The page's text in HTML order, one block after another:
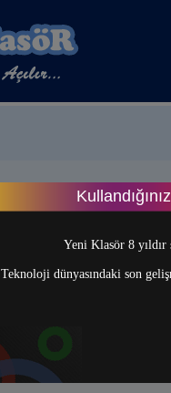
Yeni Klasör 8
Teknoloji dünyasındaki son